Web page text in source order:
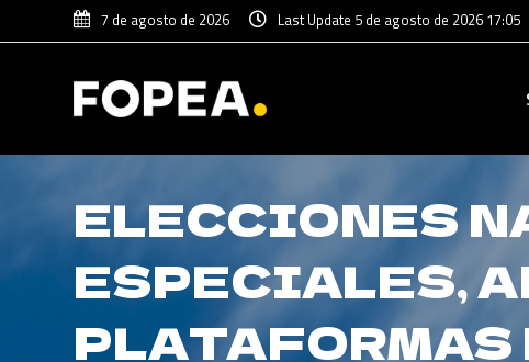
7 de agosto de 2026 Last Update 5 de agosto de 2026 17:05
ELECCIONES
ESPECIALES,
PLATAFORMAS